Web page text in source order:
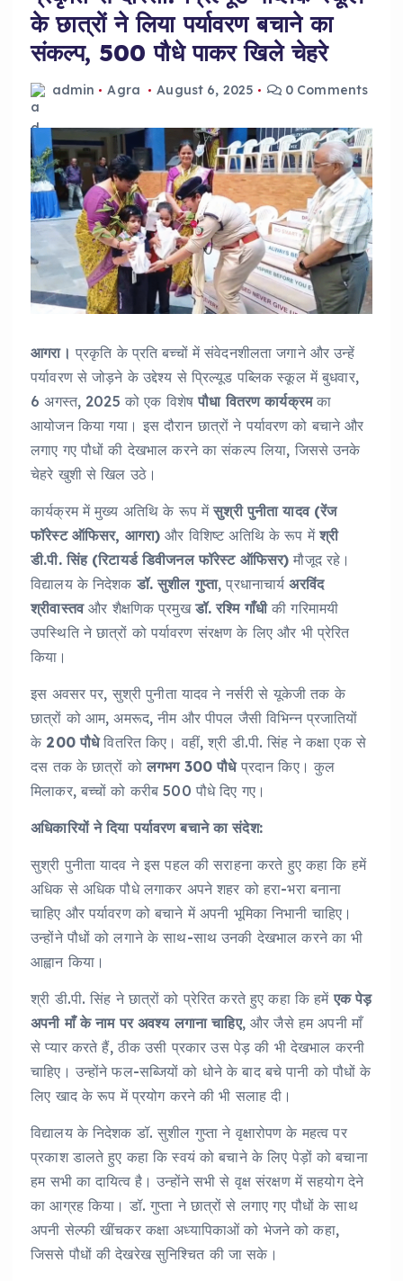
के छात्रों ने लिया पर्यावरण बचाने का
संकल्प, 500 पौधे पाकर खिले चेहरे
admin Agra August 6, 2025 0 Comments
आगरा। प्रकृति के प्रति बच्चों में संवेदनशीलता जगाने और उन्हें
पर्यावरण से जोड़ने के उद्देश्य से प्रिल्यूड पब्लिक स्कूल में बुधवार,
6 अगस्त, 2025 को एक विशेषपौधा वितरण कार्यक्रमका
आयोजन किया गया। इस दौरान छात्रों ने पर्यावरण को बचाने और
लगाए गए पौधों की देखभाल करने का संकल्प लिया, जिससे उनके
चेहरे खुशी से खिल उठे।
कार्यक्रम में मुख्य अतिथि के रूप मेंसुश्री पुनीता यादव (रेंज
फॉरेस्ट ऑफिसर, आगरा) और विशिष्ट अतिथि के रूप मेंश्री
डी.पी. सिंह (रिटायर्ड डिवीजनल फॉरेस्ट ऑफिसर) मौजूद रहे।
विद्यालय के निदेशकडॉ. सुशील गुप्ता, प्रधानाचार्यअरविंद
श्रीवास्तवऔर शैक्षणिक प्रमुखडॉ. रश्मि गाँधीकी गरिमामयी
उपस्थिति ने छात्रों को पर्यावरण संरक्षण के लिए और भी प्रेरित
किया।
इस अवसर पर, सुश्री पुनीता यादव ने नर्सरी से यूकेजी तक के
छात्रों को आम, अमरूद, नीम और पीपल जैसी विभिन्न प्रजातियों
के 200 पौधेवितरित किए। वहीं, श्री डी.पी. सिंह ने कक्षा एक से
दस तक के छात्रों कोलगभग 300 पौधेप्रदान किए। कुल
मिलाकर, बच्चों को करीब 500 पौधे दिए गए।
अधिकारियों ने दिया पर्यावरण बचाने का संदेश:
सुश्री पुनीता यादव ने इस पहल की सराहना करते हुए कहा कि हमें
अधिक से अधिक पौधे लगाकर अपने शहर को हरा-भरा बनाना
चाहिए और पर्यावरण को बचाने में अपनी भूमिका निभानी चाहिए।
उन्होंने पौधों को लगाने के साथ-साथ उनकी देखभाल करने का भी
आह्वान किया।
श्री डी.पी. सिंह ने छात्रों को प्रेरित करते हुए कहा कि हमेंएक पेड़
अपनी माँ के नाम पर अवश्य लगाना चाहिए, और जैसे हम अपनी माँ
से प्यार करते हैं, ठीक उसी प्रकार उस पेड़ की भी देखभाल करनी
चाहिए। उन्होंने फल-सब्जियों को धोने के बाद बचे पानी को पौधों के
लिए खाद के रूप में प्रयोग करने की भी सलाह दी।
विद्यालय के निदेशक डॉ. सुशील गुप्ता ने वृक्षारोपण के महत्व पर
प्रकाश डालते हुए कहा कि स्वयं को बचाने के लिए पेड़ों को बचाना
हम सभी का दायित्व है। उन्होंने सभी से वृक्ष संरक्षण में सहयोग देने
का आग्रह किया। डॉ. गुप्ता ने छात्रों से लगाए गए पौधों के साथ
अपनी सेल्फी खींचकर कक्षा अध्यापिकाओं को भेजने को कहा,
जिससे पौधों की देखरेख सुनिश्चित की जा सके।